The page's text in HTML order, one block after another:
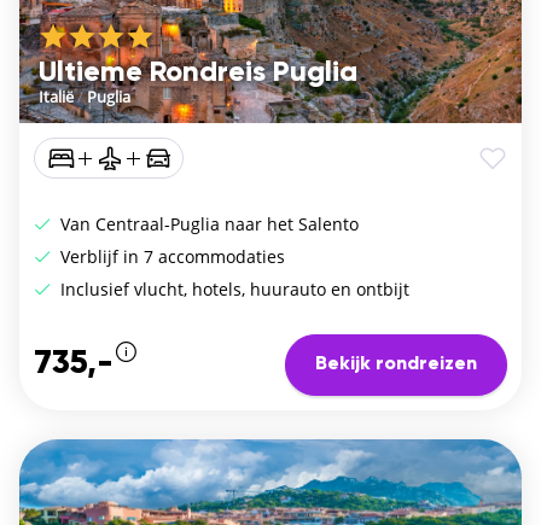
Ultieme Rondreis Puglia
Italië/Puglia
Van Centraal-Puglia naar het Salento
Verblijf in 7 accommodaties
Inclusief vlucht, hotels, huurauto en ontbijt
735,- Bekijk rondreizen